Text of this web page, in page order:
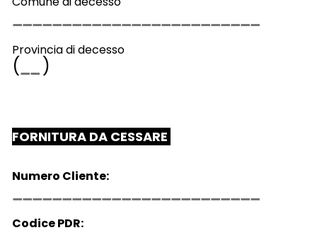
Provincia di decesso
( )
FORNITURA DA CESSARE
Numero Cliente:
Codice PDR: